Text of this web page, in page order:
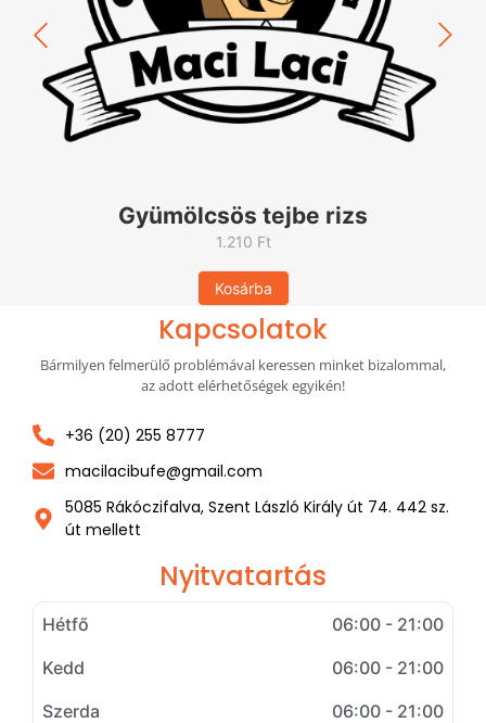
Gyümölcsös tejbe rizs
1.210 Ft
Kosárba
Kapcsolatok
Bármilyen felmerülő problémával keressen minket bizalommal,
az adott elérhetőségek egyikén!
+36 (20) 255 8777
macilacibufe@gmail.com
5085 Rákóczifalva, Szent László Király út 74. 442 sz.
út mellett
Nyitvatartás
Hétfő
06:00 - 21:00
Kedd
06:00 - 21:00
Szerda
06:00 - 21:00